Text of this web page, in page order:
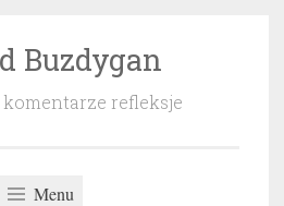
Buzdygan
refleksje
Menu